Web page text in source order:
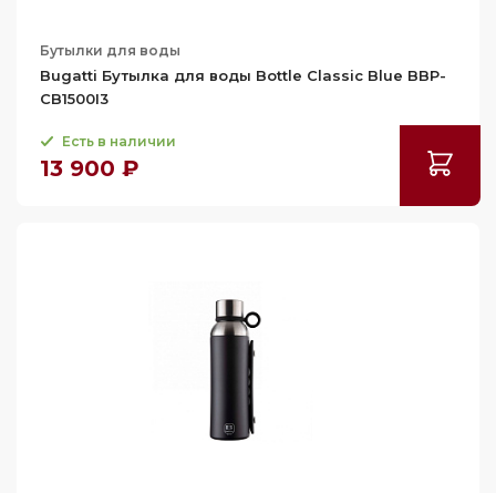
Бутылки для воды
Bugatti Бутылка для воды Bottle Classic Blue BBP-
CB1500I3
Есть в наличии
13 900 ₽